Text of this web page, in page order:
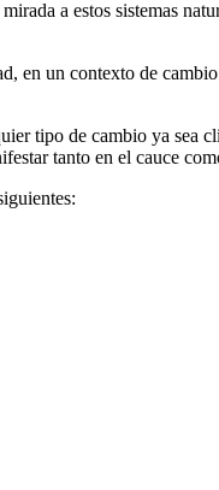
a estos sistemas
en un contexto de
tipo de cambio ya
tanto en el cauce